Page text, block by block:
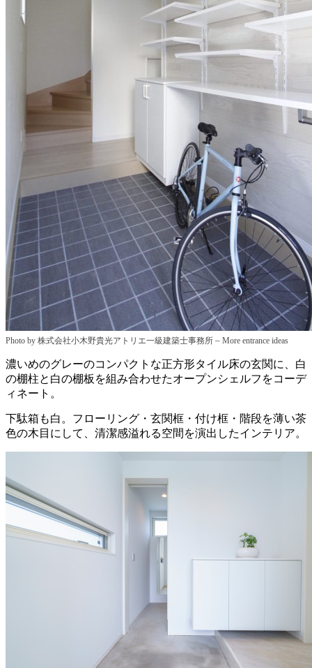
Photo by 株式会社小木野貴光アトリエ一級建築士事務所 – More entrance ideas
濃いめのグレーのコンパクトな正方形タイル床の玄関に、白
の棚柱と白の棚板を組み合わせたオープンシェルフをコーデ
ィネート。
下駄箱も白。フローリング・玄関框・付け框・階段を薄い茶
色の木目にして、清潔感溢れる空間を演出したインテリア。